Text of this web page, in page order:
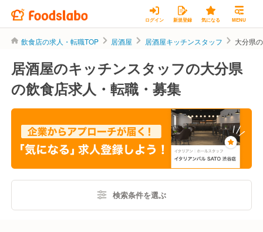
ログイン 新規登録 気になる MENU
飲食店の求人・転職TOP 居酒屋 居酒屋キッチンスタッフ 大分県
居酒屋のキッチンスタッフの大分県
の飲食店求人・転職・募集
検索条件を選ぶ